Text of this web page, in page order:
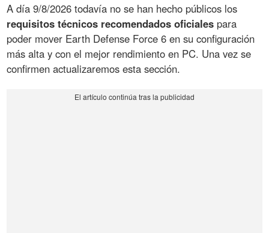
A día 9/8/2026 todavía no se han hecho públicos los
requisitos técnicos recomendados oficiales para
poder mover Earth Defense Force 6 en su configuración
más alta y con el mejor rendimiento en PC. Una vez se
confirmen actualizaremos esta sección.